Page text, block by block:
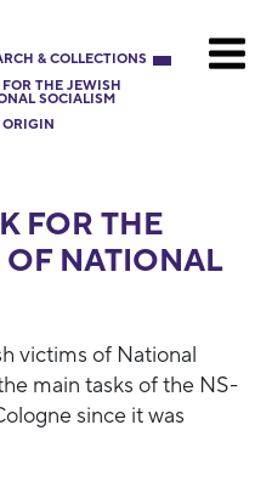
& COLLECTIONS
THE JEWISH
SOCIALISM
ORIGIN
FOR THE
NATIONAL
victims of National
main tasks of the NS-
since it was